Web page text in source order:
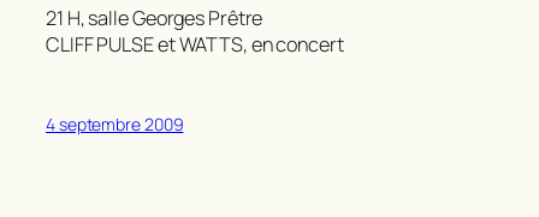
21 H, salle Georges Prêtre
CLIFF PULSE et WATTS, en concert
4 septembre 2009